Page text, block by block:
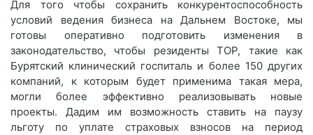
Для того чтобы сохранить конкурентоспособность
условий ведения бизнеса на Дальнем Востоке, мы
готовы оперативно подготовить изменения в
законодательство, чтобы резиденты ТОР, такие как
Бурятский клинический госпиталь и более 150 других
компаний, к которым будет применима такая мера,
могли более эффективно реализовывать новые
проекты. Дадим им возможность ставить на паузу
льготу по уплате страховых взносов на период